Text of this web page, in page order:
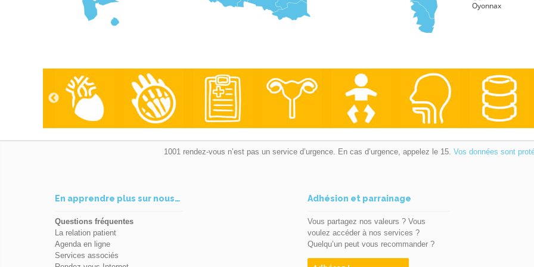
Oyonnax
Pierrelatte
Romans-sur-Isère
Valence
Masseur-
Montbrison
Roanne
Saint-Chamond
1001 rendez-vous n’est pas un service d’urgence. En cas d’urgence, appelez le 15. Vos données sont
En apprendre plus sur nous…
Questions fréquentes
La relation patient
Agenda en ligne
Services associés
Adhésion et parrainage
Vous partagez nos valeurs ? Vous
voulez accéder à nos services ?
Quelqu’un peut vous recommander ?